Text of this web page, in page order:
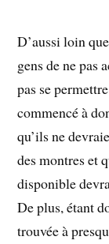
D’aussi loin
gens de ne pas
pas se
commencé à
qu’ils ne
des montres et
disponible
De plus, étant
trouvée à